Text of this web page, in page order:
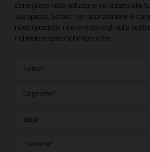
consigliarti nella soluzione più adatta alle
tuo spazio. Scrivici per approfondire le
nostri prodotti, ricevere consigli sulla
richiedere specifiche tecniche.